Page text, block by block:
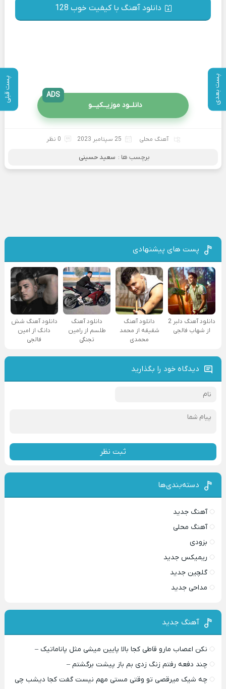
پست بعدی پست قبلی
دانلود آهنگ با کیفیت خوب 128
دانلــود موزیــکیـــو
ADS
آهنگ محلی 25 سپتامبر 2023 0 نظر
برچسب ها : سعید حسینی
پست های پیشنهادی
دانلود آهنگ دلبر 2
از شهاب فالجی
دانلود آهنگ
شقیقه از محمد
محمدی
دانلود آهنگ
طلسم از رامین
تجنگی
دانلود آهنگ شش
دانگ از امین
فالجی
دیدگاه خود را بگذارید
ثبت نظر
دسته‌بندی‌ها
آهنگ جدید
آهنگ محلی
بزودی
ریمیکس جدید
گلچین جدید
مداحی جدید
آهنگ جدید
نکن اعصاب مارو قاطی کجا بالا پایین میشی مثل پاناماتیک –
چند دفعه رفتم زنگ زدی بم باز پیشت برگشتم –
چه شیک میرقصی تو وقتی مستی مهم نیست گفت کجا دیشب چی